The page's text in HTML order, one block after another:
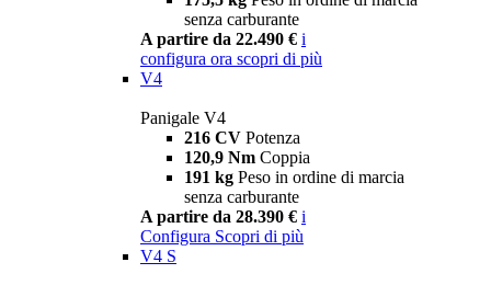
senza carburante
A partire da 22.490 € i
configura ora scopri di più
V4
Panigale V4
216 CV Potenza
120,9 Nm Coppia
191 kg Peso in ordine di marcia
senza carburante
A partire da 28.390 € i
Configura Scopri di più
V4 S